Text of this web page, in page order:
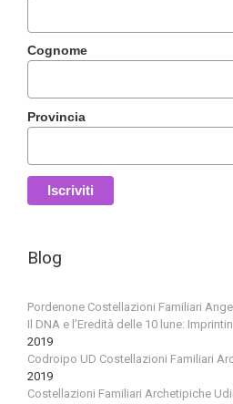
Cognome
Provincia
Blog
Pordenone Costellazioni Familiari
Il DNA e l’Eredità delle 10 lune:
2019
Codroipo UD Costellazioni Familiari
2019
Costellazioni Familiari Archetipiche